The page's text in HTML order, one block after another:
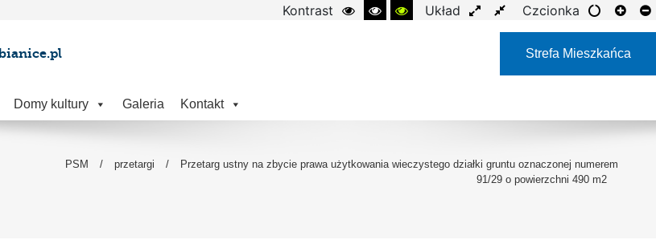
Kontrast Układ Czcionka
Strefa Mieszkańca
Domy kultury Galeria Kontakt
PSM / przetargi /
Przetarg ustny na zbycie prawa użytkowania wieczystego działki gruntu oznaczonej numerem
91/29 o powierzchni 490 m2